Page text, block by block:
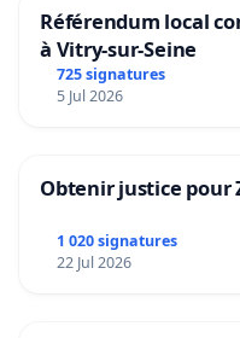
Référendum local
à Vitry-sur-Seine
725 signatures
5 Jul 2026
Obtenir justice pour
1 020 signatures
22 Jul 2026